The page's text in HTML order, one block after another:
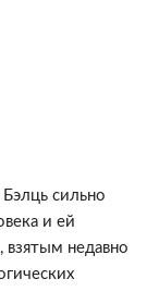
сильно
и ей
взятым недавно